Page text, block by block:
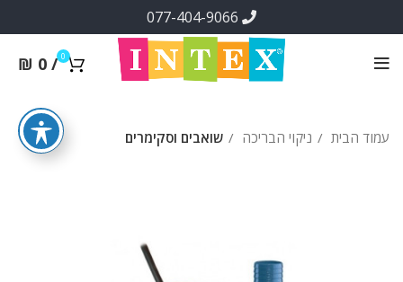
0
/
₪ 0
עמוד הבית ניקוי הבריכה שואבים וסקימרים